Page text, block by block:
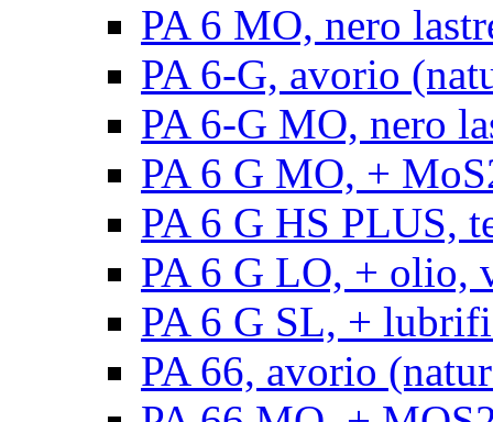
PA 6 MO, nero
PA 6-G, avorio
PA 6-G MO, nero
PA 6 G MO, +
PA 6 G HS PLUS,
PA 6 G LO, + olio,
PA 6 G SL, +
PA 66, avorio